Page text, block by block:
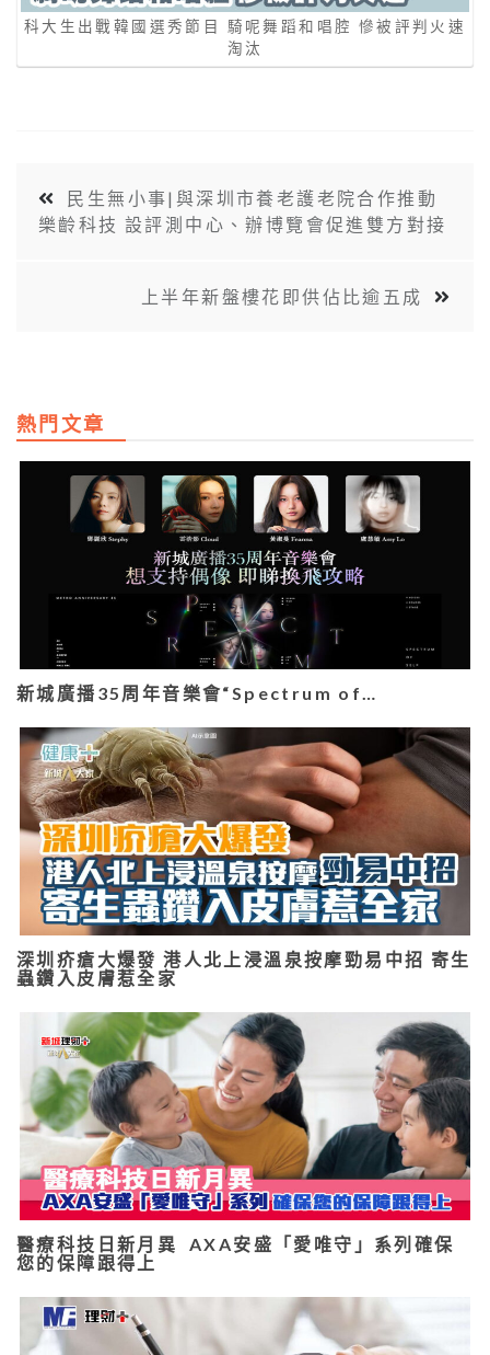
科大生出戰韓國選秀節目 騎呢舞蹈和唱腔 慘被評判火速
淘汰
民生無小事|與深圳市養老護老院合作推動
樂齡科技 設評測中心、辦博覽會促進雙方對接
上半年新盤樓花即供佔比逾五成
熱門文章
新城廣播35周年音樂會“Spectrum of…
深圳疥瘡大爆發 港人北上浸溫泉按摩勁易中招 寄生
蟲鑽入皮膚惹全家
醫療科技日新月異 AXA安盛「愛唯守」系列確保
您的保障跟得上